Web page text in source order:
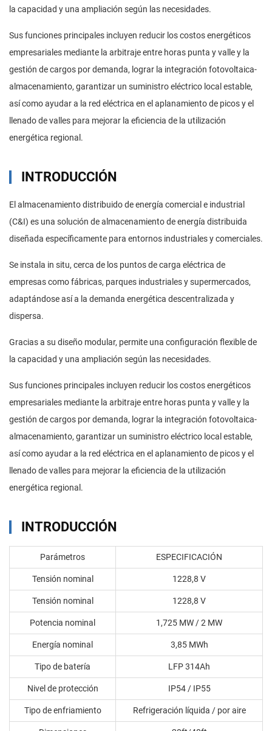
la capacidad y una ampliación según las necesidades.
Sus funciones principales incluyen reducir los costos energéticos
empresariales mediante la arbitraje entre horas punta y valle y la
gestión de cargos por demanda, lograr la integración fotovoltaica-
almacenamiento, garantizar un suministro eléctrico local estable,
así como ayudar a la red eléctrica en el aplanamiento de picos y el
llenado de valles para mejorar la eficiencia de la utilización
energética regional.
INTRODUCCIÓN
El almacenamiento distribuido de energía comercial e industrial
(C&I) es una solución de almacenamiento de energía distribuida
diseñada específicamente para entornos industriales y comerciales.
Se instala in situ, cerca de los puntos de carga eléctrica de
empresas como fábricas, parques industriales y supermercados,
adaptándose así a la demanda energética descentralizada y
dispersa.
Gracias a su diseño modular, permite una configuración flexible de
la capacidad y una ampliación según las necesidades.
Sus funciones principales incluyen reducir los costos energéticos
empresariales mediante la arbitraje entre horas punta y valle y la
gestión de cargos por demanda, lograr la integración fotovoltaica-
almacenamiento, garantizar un suministro eléctrico local estable,
así como ayudar a la red eléctrica en el aplanamiento de picos y el
llenado de valles para mejorar la eficiencia de la utilización
energética regional.
INTRODUCCIÓN
Parámetros ESPECIFICACIÓN
Tensión nominal 1228,8 V
Tensión nominal 1228,8 V
Potencia nominal 1,725 MW / 2 MW
Energía nominal 3,85 MWh
Tipo de batería LFP 314Ah
Nivel de protección IP54 / IP55
Tipo de enfriamiento Refrigeración líquida / por aire